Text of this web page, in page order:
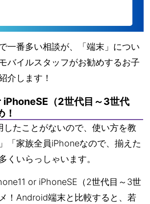
一番多い相談が、「端末」につい
バイルスタッフがお勧めするお子
介します！
iPhoneSE（2世代目～3世代
！
したことがないので、使い方を教
「家族全員iPhoneなので、揃えた
くいらっしゃいます。
or iPhoneSE（2世代目～3世
！Android端末と比較すると、若